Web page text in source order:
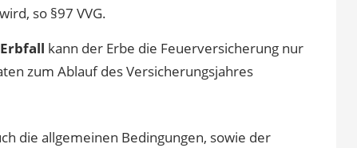
so §97 VVG.
kann der Erbe die Feuerversicherung nur
zum Ablauf des Versicherungsjahres
die allgemeinen Bedingungen, sowie der